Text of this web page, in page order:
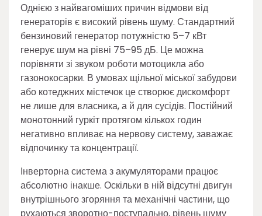
Однією з найвагоміших причин відмови від
генераторів є високий рівень шуму. Стандартний
бензиновий генератор потужністю 5–7 кВт
генерує шум на рівні 75–95 дБ. Це можна
порівняти зі звуком роботи мотоцикла або
газонокосарки. В умовах щільної міської забудови
або котеджних містечок це створює дискомфорт
не лише для власника, а й для сусідів. Постійний
монотонний гуркіт протягом кількох годин
негативно впливає на нервову систему, заважає
відпочинку та концентрації.
Інверторна система з акумуляторами працює
абсолютно інакше. Оскільки в ній відсутні двигун
внутрішнього згоряння та механічні частини, що
рухаються зворотно-поступально, рівень шуму